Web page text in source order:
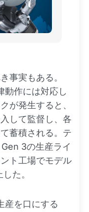
事実もある。
動作には対応し
が発生すると、
して監督し、各
蓄積される。テ
3の生産ライ
ト工場でモデル
た。
産を口にする